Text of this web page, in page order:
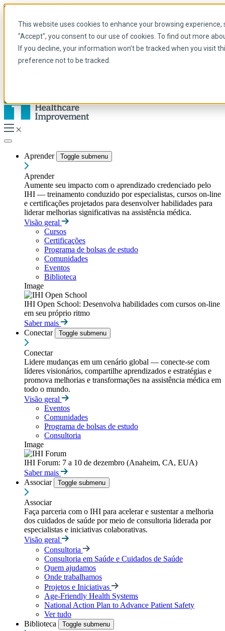
This website uses cookies to enhance your browsing
"Accept", you consent to our use of cookies. To find out more
If you decline, your information won’t be tracked when you visit
preference not to be tracked.
Skip to main content
Portuguese
Arabic
Inglês
Francês
Aprender Toggle submenu
Aprender
Aumente seu impacto com o aprendizado credenciado pelo
IHI — treinamento conduzido por especialistas, cursos on-line
e certificações projetados para desenvolver habilidades para
liderar melhorias significativas na assistência médica.
Visão geral
Cursos
Certificações
Programa de bolsas de estudo
Comunidades
Eventos
Biblioteca
Image
IHI Open School: Desenvolva habilidades com cursos on-line
em seu próprio ritmo
Saber mais
Conectar
Toggle submenu
Conectar
Lidere mudanças em um cenário global — conecte-se com
líderes visionários, compartilhe aprendizados e estratégias e
promova melhorias e transformações na assistência médica em
todo o mundo.
Visão geral
Eventos
Comunidades
Programa de bolsas de estudo
Consultoria
Image
IHI Forum: 7 a 10 de dezembro (Anaheim, CA, EUA)
Saber mais
Associar
Toggle submenu
Associar
Faça parceria com o IHI para acelerar e sustentar a melhoria
dos cuidados de saúde por meio de consultoria liderada por
especialistas e iniciativas colaborativas.
Visão geral
Consultoria
Consultoria em Saúde e Cuidados de Saúde
Quem ajudamos
Onde trabalhamos
Projetos e Iniciativas
Age-Friendly Health Systems
National Action Plan to Advance Patient Safety
Ver tudo
Biblioteca
Toggle submenu